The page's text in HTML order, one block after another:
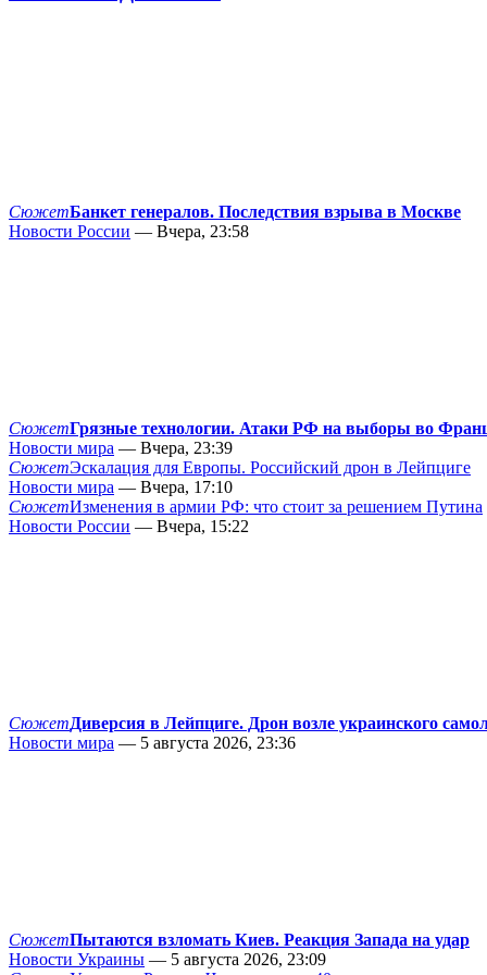
СюжетБанкет генералов. Последствия взрыва в Москве
Новости России — Вчера, 23:58
СюжетГрязные технологии. Атаки РФ на выборы во
Новости мира — Вчера, 23:39
СюжетЭскалация для Европы. Российский дрон в Лейпциге
Новости мира — Вчера, 17:10
СюжетИзменения в армии РФ: что стоит за решением Путина
Новости России — Вчера, 15:22
СюжетДиверсия в Лейпциге. Дрон возле украинского
Новости мира — 5 августа 2026, 23:36
СюжетПытаются взломать Киев. Реакция Запада на удар
Новости Украины — 5 августа 2026, 23:09